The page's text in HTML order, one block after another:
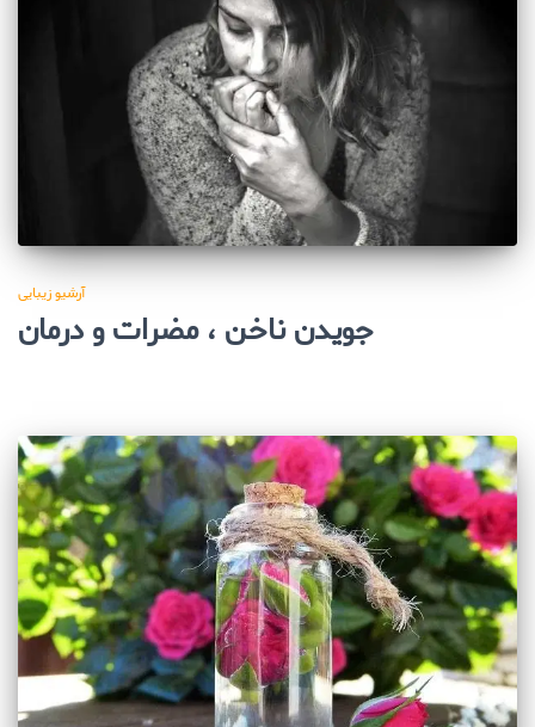
آرشیو زیبایی
جویدن ناخن ، مضرات و درمان